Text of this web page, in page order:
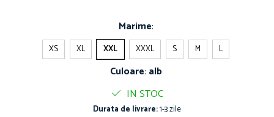
Marime:
XS XL XXL XXXL S M L
Culoare: alb
IN STOC
Durata de livrare:1-3 zile